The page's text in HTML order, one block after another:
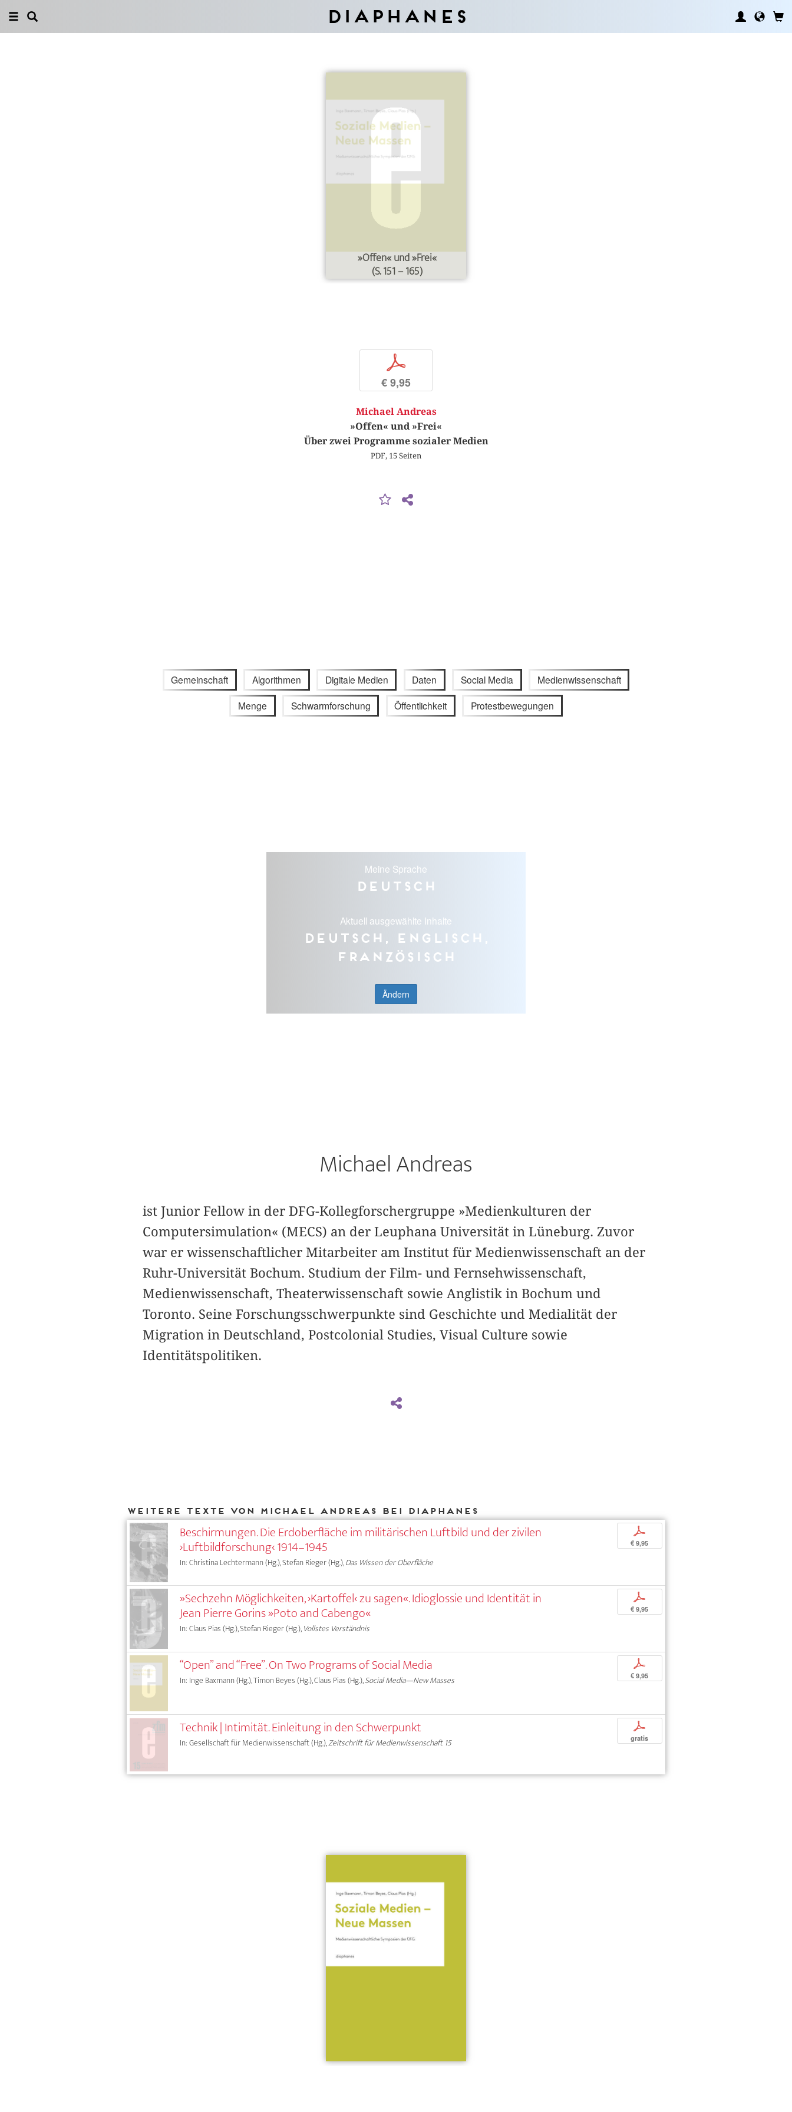
Diaphanes
»Offen« und »Frei«
(S. 151 – 165)
p
€ 9,95
Michael Andreas
»Offen« und »Frei«
Über zwei Programme sozialer Medien
PDF, 15 Seiten
Gemeinschaft Algorithmen Digitale Medien Daten Social Media Medienwissenschaft
Menge Schwarmforschung Öffentlichkeit Protestbewegungen
Meine Sprache
Deutsch
Aktuell ausgewählte Inhalte
Deutsch, Englisch,
Französisch
Ändern
Michael Andreas
ist Junior Fellow in der DFG-Kollegforschergruppe »Medienkulturen der
Computersimulation« (MECS) an der Leuphana Universität in Lüneburg. Zuvor
war er wissenschaftlicher Mitarbeiter am Institut für Medienwissenschaft an der
Ruhr-Universität Bochum. Studium der Film- und Fernsehwissenschaft,
Medienwissenschaft, Theaterwissenschaft sowie Anglistik in Bochum und
Toronto. Seine Forschungsschwerpunkte sind Geschichte und Medialität der
Migration in Deutschland, Postcolonial Studies, Visual Culture sowie
Identitätspolitiken.
Weitere Texte von Michael Andreas bei DIAPHANES
Beschirmungen. Die Erdoberfläche im militärischen Luftbild und der zivilen
›Luftbildforschung‹ 1914–1945
In: Christina Lechtermann (Hg.), Stefan Rieger (Hg.),Das Wissen der Oberfläche
p
€ 9,95
»Sechzehn Möglichkeiten, ›Kartoffel‹ zu sagen«. Idioglossie und Identität in
Jean Pierre Gorins »Poto and Cabengo«
In: Claus Pias (Hg.), Stefan Rieger (Hg.),Vollstes Verständnis
p
€ 9,95
“Open” and “Free”. On Two Programs of Social Media
In: Inge Baxmann (Hg.), Timon Beyes (Hg.), Claus Pias (Hg.),Social Media—New Masses
p
€ 9,95
Technik | Intimität. Einleitung in den Schwerpunkt
In: Gesellschaft für Medienwissenschaft (Hg.),Zeitschrift für Medienwissenschaft 15
p
gratis